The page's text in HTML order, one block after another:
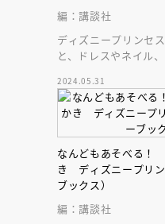
編：講談社
ディズニープリンセ
と、ドレスやネイル
おえかき絵本
2024.05.31
なんどもあそべる
き ディズニープリ
ブックス）
編：講談社